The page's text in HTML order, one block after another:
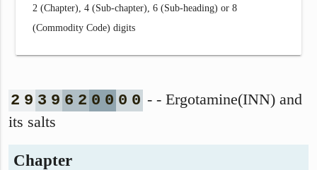
2 (Chapter), 4 (Sub-chapter), 6 (Sub-heading) or 8
(Commodity Code) digits
2 9 3 9 6 2 0 0 0 0 - - Ergotamine(INN) and
its salts
Chapter